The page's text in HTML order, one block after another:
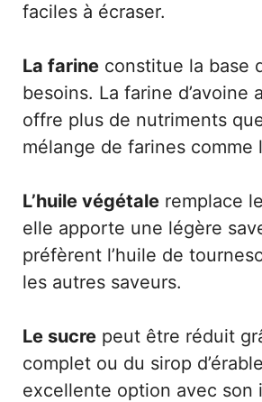
faciles à écraser.
La farine constitue la base
besoins. La farine
offre plus de nutriments
mélange de farines comme
L’huile végétale remplace
elle apporte une légère
préfèrent l’huile de
les autres saveurs.
Le sucre peut être réduit
complet ou du sirop
excellente option avec son